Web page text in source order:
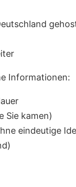
Informationen:
Sie kamen)
eindeutige